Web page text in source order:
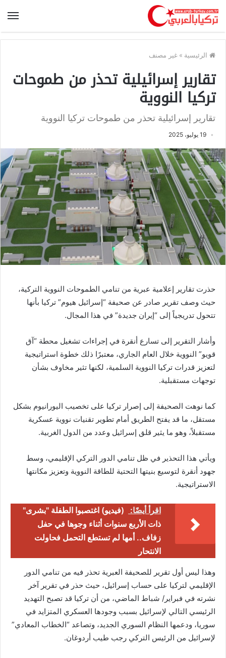
الرئيسية » غير مصنف
تقارير إسرائيلية تحذر من طموحات
تركيا النووية
تقارير إسرائيلية تحذر من طموحات تركيا النووية
19 يوليو، 2025
حذرت تقارير إعلامية عبرية من تنامي الطموحات النووية التركية،
حيث وصف تقرير صادر عن صحيفة “إسرائيل هيوم” تركيا بأنها
تتحول تدريجياً إلى “إيران جديدة” في هذا المجال.
وأشار التقرير إلى تسارع أنقرة في إجراءات تشغيل محطة “آق
قويو” النووية خلال العام الجاري، معتبرًا ذلك خطوة استراتيجية
لتعزيز قدرات تركيا النووية السلمية، لكنها تثير مخاوف بشأن
توجهات مستقبلية.
كما نوهت الصحيفة إلى إصرار تركيا على تخصيب اليورانيوم بشكل
مستقل، ما قد يفتح الطريق أمام تطوير تقنيات نووية عسكرية
مستقبلاً، وهو ما يثير قلق إسرائيل وعدد من الدول الغربية.
ويأتي هذا التحذير في ظل تنامي الدور التركي الإقليمي، وسط
جهود أنقرة لتوسيع بنيتها التحتية للطاقة النووية وتعزيز مكانتها
الاستراتيجية.
اقرأ أيضًا:
(فيديو) اغتصبوا الطفلة "بشرى"
ذات الأربع سنوات أثناء وجوها في حفل
زفاف.. أمها لم تستطع التحمل فحاولت
الانتحار
وهذا ليس أول تقرير للصحيفة العبرية تحذر فيه من تنامي الدور
الإقليمي لتركيا على حساب إسرائيل، حيث حذر في تقرير آخر
نشرته في فبراير/ شباط الماضي، من أن تركيا قد تصبح التهديد
الرئيسي التالي لإسرائيل بسبب وجودها العسكري المتزايد في
سوريا، ودعمها النظام السوري الجديد، وتصاعد “الخطاب المعادي”
لإسرائيل من الرئيس التركي رجب طيب أردوغان.